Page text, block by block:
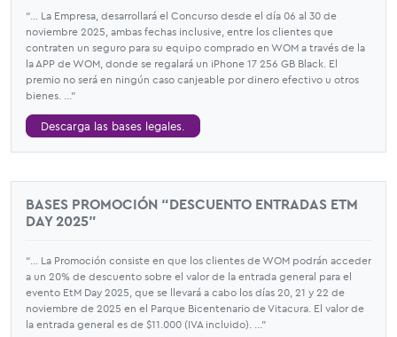
“... La Empresa, desarrollará el Concurso desde el día 06 al 30 de
noviembre 2025, ambas fechas inclusive, entre los clientes que
contraten un seguro para su equipo comprado en WOM a través de la
la APP de WOM, donde se regalará un iPhone 17 256 GB Black. El
premio no será en ningún caso canjeable por dinero efectivo u otros
bienes. ...”
Descarga las bases legales.
BASES PROMOCIÓN “DESCUENTO ENTRADAS ETM
DAY 2025”
“... La Promoción consiste en que los clientes de WOM podrán acceder
a un 20% de descuento sobre el valor de la entrada general para el
evento EtM Day 2025, que se llevará a cabo los días 20, 21 y 22 de
noviembre de 2025 en el Parque Bicentenario de Vitacura. El valor de
la entrada general es de $11.000 (IVA incluido). ...”